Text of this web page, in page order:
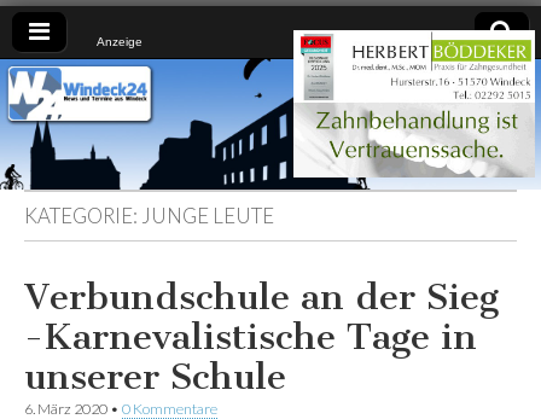
Anzeige
Windeck24
Nachrichten
aus dem
Ländchen
für das
Ländchen
KATEGORIE: JUNGE LEUTE
Verbundschule an der Sieg
-Karnevalistische Tage in
unserer Schule
6. März 2020 • 0 Kommentare